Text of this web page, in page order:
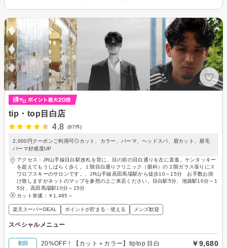
tip・top目白店
4.8
(87件)
2,000円クーポンご利用可◎カット、カラー、パーマ、ヘッドスパ、眉カット、眉毛
パーマ好感度UP
アクセス：JR山手線目白駅改札を背に、目の前の目白通りを左に直進。ケンタッキー
を超えてもうしばらく歩く。１階目白通りクリニック（眼科）の２階ガラス張りにス
ワロフスキーのサロンです。、JR山手線高田馬場駅から徒歩10～15分 お手数お掛
け致しますがネットのマップを参照の上ご来店ください。目白駅5分、池袋駅10分～1
5分、高田馬場駅10分～15分
カット単価： ￥1,485～
楽天スーパーDEAL ポイントが貯まる・使える メンズ歓迎
スペシャルメニュー
初回 20%OFF！【カット＋カラー】tiptop 目白 ￥9,680